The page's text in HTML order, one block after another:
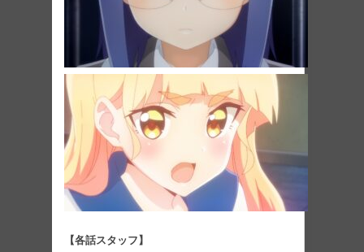
【各話スタッフ】